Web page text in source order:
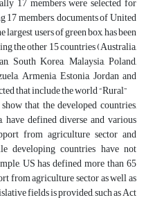
17 members, documents of United
users of green box, has been
the other 15 countries (Australia,
South Korea, Malaysia, Poland,
Armenia, Estonia, Jordan and
that include the world “Rural”
that the developed countries,
have defined diverse and various
from agriculture sector and
developing countries have not
US has defined more than 65
from agriculture sector as well as
fields is provided, such as Act